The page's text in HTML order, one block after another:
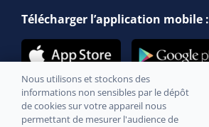
Télécharger l’application mobile :
Nous utilisons et stockons des
informations non sensibles par le dépôt
de cookies sur votre appareil nous
permettant de mesurer l'audience de